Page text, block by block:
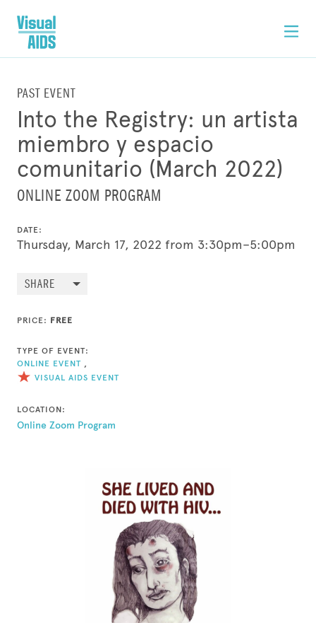
PAST EVENT
Into the Registry: un artista
miembro y espacio
comunitario (March 2022)
ONLINE ZOOM PROGRAM
DATE:
Thursday, March 17, 2022 from 3:30pm–5:00pm
SHARE
PRICE: FREE
TYPE OF EVENT:
ONLINE EVENT ,
VISUAL AIDS EVENT
LOCATION:
Online Zoom Program